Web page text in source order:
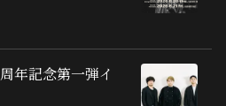
年記念第一弾イ